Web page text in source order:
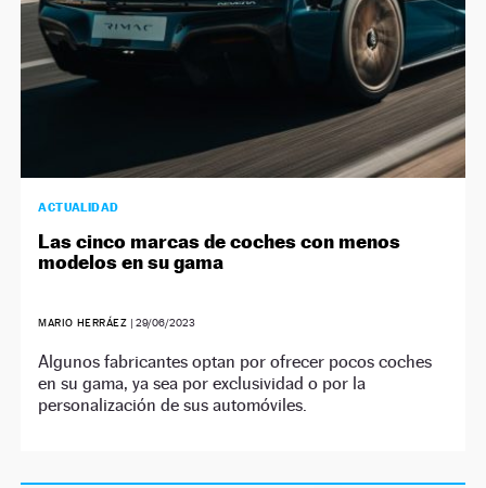
ACTUALIDAD
Las cinco marcas de coches con menos
modelos en su gama
MARIO HERRÁEZ | 29/06/2023
Algunos fabricantes optan por ofrecer pocos coches
en su gama, ya sea por exclusividad o por la
personalización de sus automóviles.